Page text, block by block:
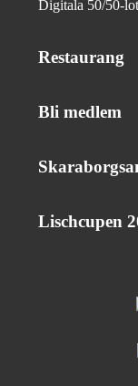
Digitala 50/50-
Restaurang
Bli medlem
Lischcupen